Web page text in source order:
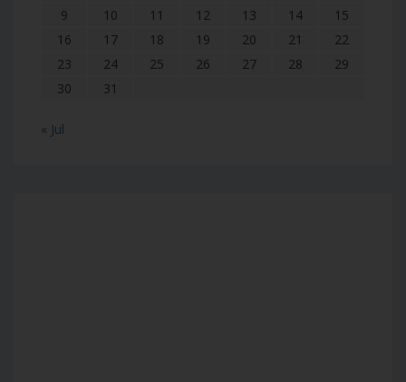
9
10 11 12 13 14
15
16
17 18 19 20 21
22
23
24 25 26 27 28
29
30
31
« Jul